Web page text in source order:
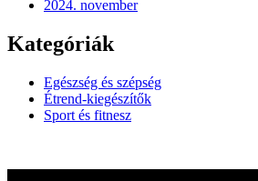
2024. november
Kategóriák
Egészség és szépség
Étrend-kiegészítők
Sport és fitnesz